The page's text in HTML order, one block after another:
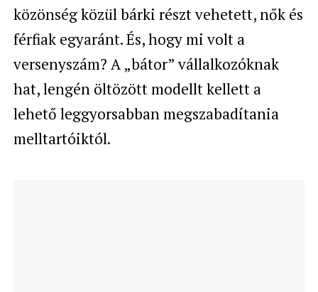
közönség közül bárki részt vehetett, nők és
férfiak egyaránt. És, hogy mi volt a
versenyszám? A „bátor” vállalkozóknak
hat, lengén öltözött modellt kellett a
lehető leggyorsabban megszabadítania
melltartóiktól.